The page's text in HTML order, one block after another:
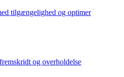
tilgængelighed og optimer
og overholdelse